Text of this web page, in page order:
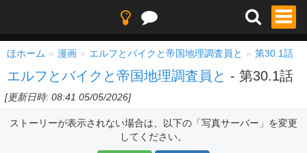
ほホーム 漫画 エルフとバイクと帝国地理調査員と 第30.1話
エルフとバイクと帝国地理調査員と - 第30.1話
[更新日時: 08:41 05/05/2026]
ストーリーが表示されない場合は、以下の「写真サーバー」を変更
してください。